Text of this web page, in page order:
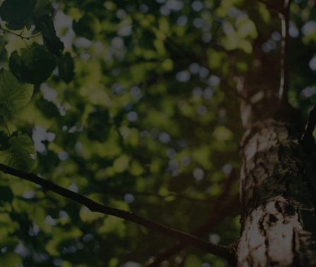
ぽかぽか通信
シンエイ通信ブログ版
お問い合わせ
資料請求
専用請求書のダウンロード